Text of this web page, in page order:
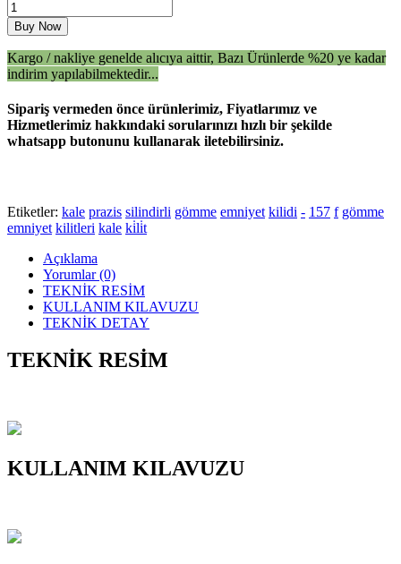
Kargo / nakliye genelde alıcıya aittir, Bazı Ürünlerde %20 ye kadar
indirim yapılabilmektedir...
Sipariş vermeden önce ürünlerimiz, Fiyatlarımız ve
Hizmetlerimiz hakkındaki sorularınızı hızlı bir şekilde
whatsapp butonunu kullanarak iletebilirsiniz.
Etiketler: kale prazis silindirli gömme emniyet kilidi - 157 f gömme
emniyet kilitleri kale ki̇li̇t
Açıklama
Yorumlar (0)
TEKNİK RESİM
KULLANIM KILAVUZU
TEKNİK DETAY
TEKNİK RESİM
KULLANIM KILAVUZU